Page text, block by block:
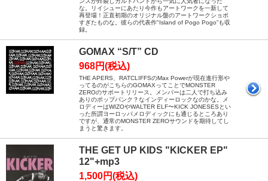
な。リイシューにあたり今作もアートワークを一新して
再登場！正直初期のオリジナル盤のアートワークショボ
すぎたものな。彼らの代表作"Island of Pogo Pogo”も収
録。
GOMAX “S/T” CD
968円(税込)
THE APERS、RATCLIFFSのMax Powerが現在進行形や
ってるのがこちらのGOMAXってことでMONSTER
ZEROのサポートリリース。メンバーは二人で打ち込み
ありのポップパンク？なインディーロックなのかな。メ
ロディーはWIZOやWALTER ELF〜KICK JONESESとい
った所謂ヨーロッパメロディックにも通じるところあり
ですが、通常のMONSTER ZEROサウンドを期待してし
まうと驚きます。
THE GET UP KIDS "KICKER EP"
12"+mp3
1,500円(税込)